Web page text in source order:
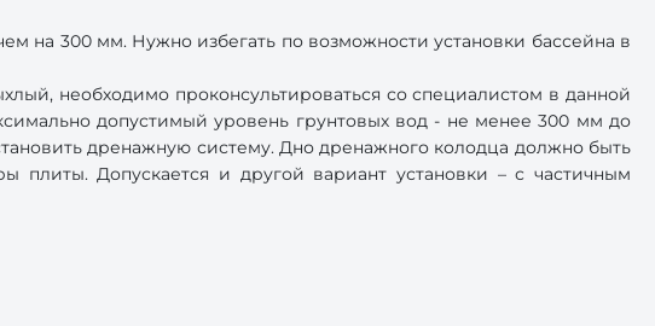
на 300 мм. Нужно избегать по возможности установки бассейна в
необходимо проконсультироваться со специалистом в данной
допустимый уровень грунтовых вод - не менее 300 мм до
дренажную систему. Дно дренажного колодца должно быть
Допускается и другой вариант установки – с частичным